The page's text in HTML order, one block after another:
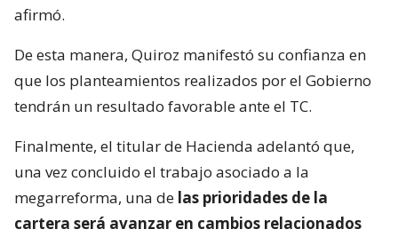
afirmó.
De esta manera, Quiroz manifestó su confianza en
que los planteamientos realizados por el Gobierno
tendrán un resultado favorable ante el TC.
Finalmente, el titular de Hacienda adelantó que,
una vez concluido el trabajo asociado a la
megarreforma, una de las prioridades de la
cartera será avanzar en cambios relacionados